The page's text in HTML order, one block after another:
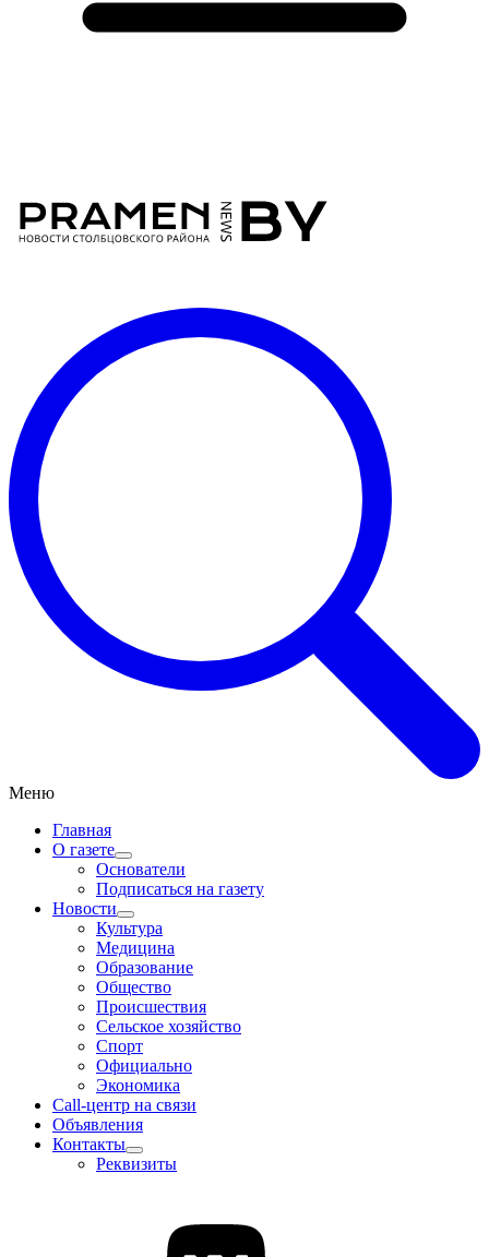
Меню
Главная
О газете
Основатели
Подписаться на газету
Новости
Культура
Медицина
Образование
Общество
Происшествия
Сельское хозяйство
Спорт
Официально
Экономика
Call-центр на связи
Объявления
Контакты
Реквизиты